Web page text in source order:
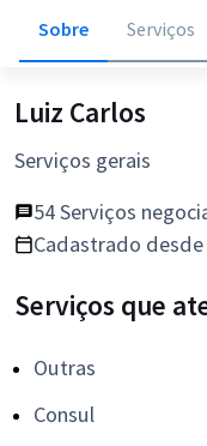
Sobre Serviços
Luiz Carlos
Serviços gerais
54 Serviços
Cadastrado
Serviços que
Outras
Consul